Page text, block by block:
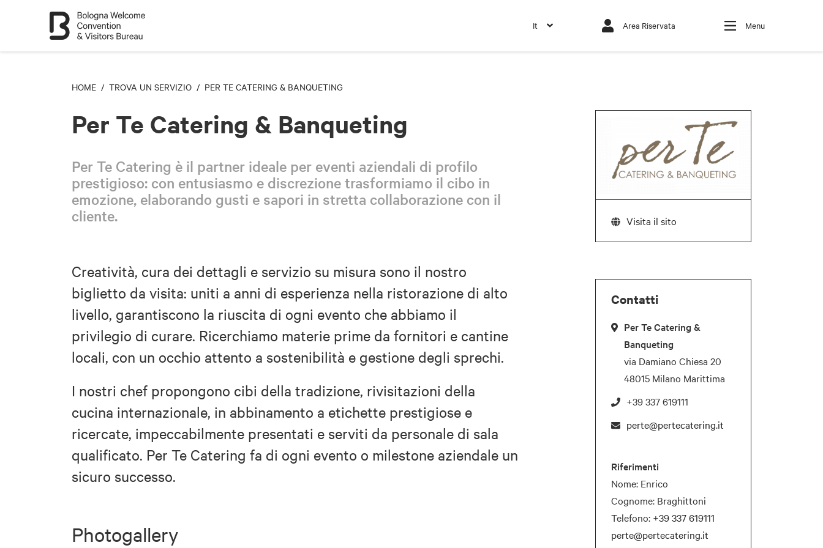
It Area Riservata Menu
HOME / TROVA UN SERVIZIO / PER TE CATERING & BANQUETING
Per Te Catering & Banqueting
Per Te Catering è il partner ideale per eventi aziendali di profilo
prestigioso: con entusiasmo e discrezione trasformiamo il cibo in
emozione, elaborando gusti e sapori in stretta collaborazione con il
cliente.
Creatività, cura dei dettagli e servizio su misura sono il nostro
biglietto da visita: uniti a anni di esperienza nella ristorazione di alto
livello, garantiscono la riuscita di ogni evento che abbiamo il
privilegio di curare. Ricerchiamo materie prime da fornitori e cantine
locali, con un occhio attento a sostenibilità e gestione degli sprechi.
I nostri chef propongono cibi della tradizione, rivisitazioni della
cucina internazionale, in abbinamento a etichette prestigiose e
ricercate, impeccabilmente presentati e serviti da personale di sala
qualificato. Per Te Catering fa di ogni evento o milestone aziendale un
sicuro successo.
Photogallery
Visita il sito
Contatti
Per Te Catering &
Banqueting
via Damiano Chiesa 20
48015 Milano Marittima
+39 337 619111
perte@pertecatering.it
Riferimenti
Nome: Enrico
Cognome: Braghittoni
Telefono: +39 337 619111
perte@pertecatering.it